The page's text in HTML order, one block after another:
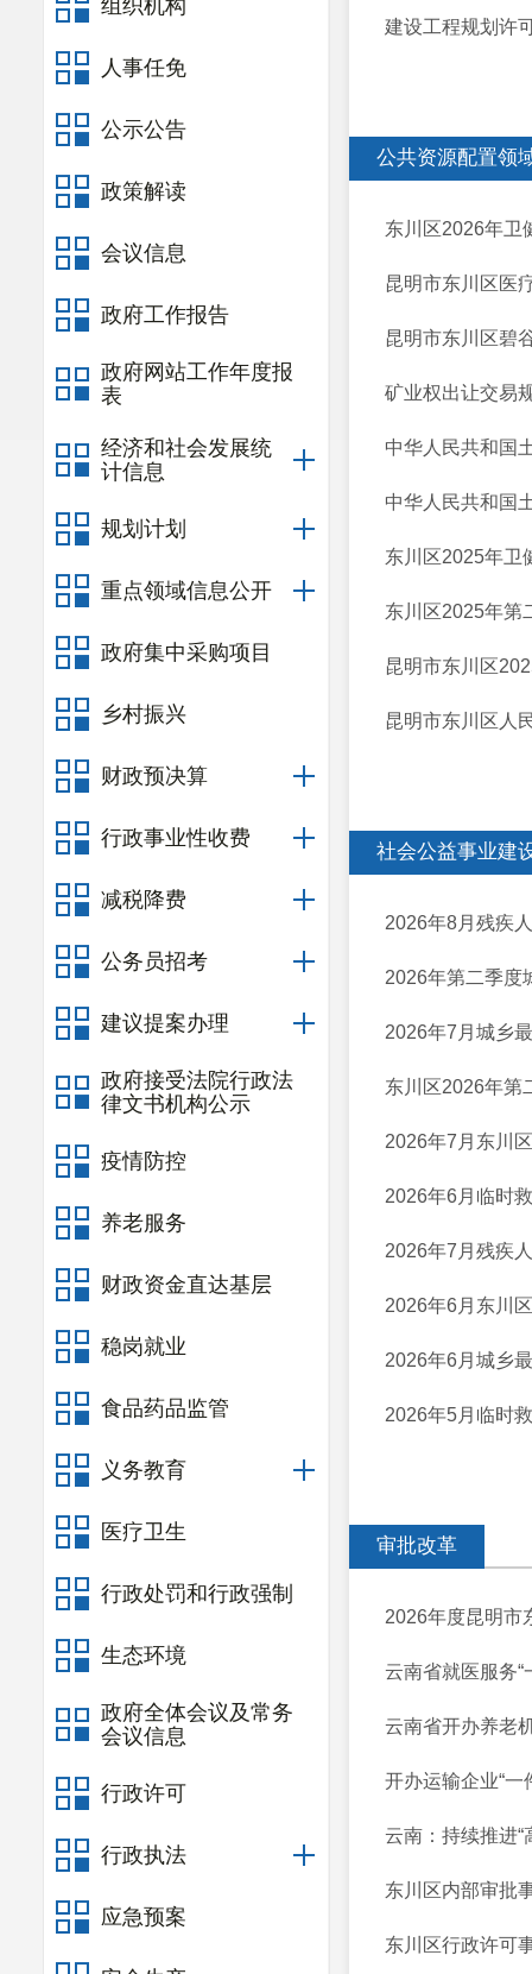
组织机构
人事任免
公示公告
政策解读
会议信息
政府工作报告
政府网站工作年度报
表
经济和社会发展统
计信息
规划计划
重点领域信息公开
政府集中采购项目
乡村振兴
财政预决算
行政事业性收费
减税降费
公务员招考
建议提案办理
政府接受法院行政法
律文书机构公示
疫情防控
养老服务
财政资金直达基层
稳岗就业
食品药品监管
义务教育
医疗卫生
行政处罚和行政强制
生态环境
政府全体会议及常务
会议信息
行政许可
行政执法
应急预案
建设工程规划许
公共资源配置领
东川区2026年卫
昆明市东川区医
昆明市东川区碧
矿业权出让交易
中华人民共和国
中华人民共和国
东川区2025年卫
东川区2025年第
昆明市东川区
昆明市东川区人
社会公益事业建
2026年8月残疾
2026年第二季度
2026年7月城乡
东川区2026年第
2026年7月东川
2026年6月临时
2026年7月残疾
2026年6月东川
2026年6月城乡
2026年5月临时
审批改革
2026年度昆明市
云南省就医服务“
云南省开办养老
开办运输企业“一
云南：持续推进“
东川区内部审批
东川区行政许可